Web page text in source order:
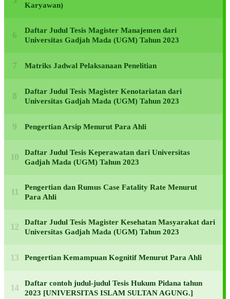
Karyawan)
Daftar Judul Tesis Magister Manajemen dari
Universitas Gadjah Mada (UGM) Tahun 2023
Matriks Jadwal Pelaksanaan Penelitian
Daftar Judul Tesis Magister Kenotariatan dari
Universitas Gadjah Mada (UGM) Tahun 2023
Pengertian Arsip Menurut Para Ahli
Daftar Judul Tesis Keperawatan dari Universitas
Gadjah Mada (UGM) Tahun 2023
Pengertian dan Rumus Case Fatality Rate Menurut
Para Ahli
Daftar Judul Tesis Magister Kesehatan Masyarakat dari
Universitas Gadjah Mada (UGM) Tahun 2023
Pengertian Kemampuan Kognitif Menurut Para Ahli
Daftar contoh judul-judul Tesis Hukum Pidana tahun
2023 [UNIVERSITAS ISLAM SULTAN AGUNG.]